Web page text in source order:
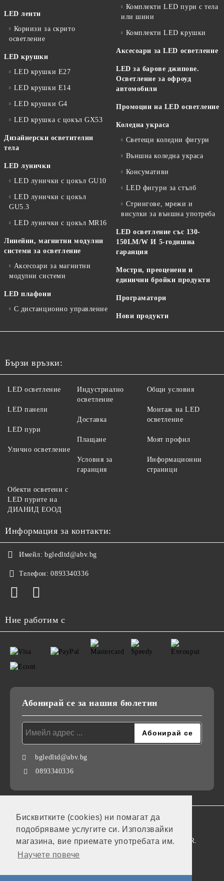
Бисквитките (cookies) ни помагат да
подобряваме услугите си. Използвайки
магазина, вие приемате употребата им.
Научете повече
LED ленти
Корнизи за скрито
осветление
LED крушки
LED крушки E27
LED крушки E14
LED крушки G4
LED крушка с цокъл GX53
Дизайнерски осветителни
тела
LED лунички
LED лунички с цокъл GU10
LED лунички с цокъл
GU5.3
LED лунички с цокъл MR16
Линейни, магнитни модулни
системи за осветление
Аксесоари за магнитни
модулни системи
LED плафони
С дистанционно управление
Комплекти LED пури с тела
или шини
Комплекти LED крушки
Аксесоари за LED осветление
LED за барове джипове.
Осветление за офроуд
автомобили
Промоции на LED осветление
Коледна украса
Светещи коледни фигури
Външна коледна украса
Консумативи
LED фигури за стълб
Стрингове, мрежи и
висулки за външна употреба
LED осветление със 130-
150LM/W И 5-годишна
гаранция
Мостри, преоценени и
единични бройки продукти
Програматори
Нови продукти
Бързи връзки:
LED осветление
LED панели
LED пури
Улично осветление
Индустриално
осветление
Доставка
Плащане
Условия за
гаранция
Общи условия
Монтаж на LED
осветление
Моят профил
Информационни
страници
Обекти осветени с
LED пурите на
ДИАНИД ЕООД
Информация за контакти:
Имейл: bgledltd@abv.bg
Телефон: 0893340336
Ние работим с
Абонирай се за нашия бюлетин
bgledltd@abv.bg
0893340336
GDPR
Нашият онлайн магазин е 100% съобразен с GDPR.